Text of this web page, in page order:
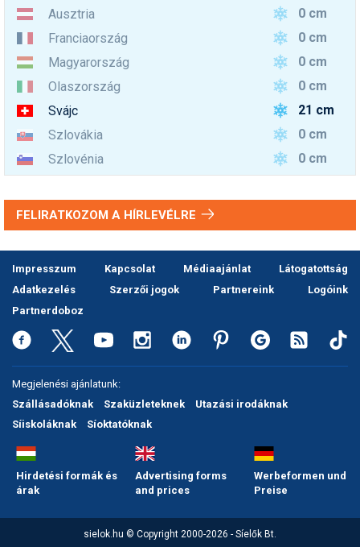
Ausztria
0 cm
Franciaország
0 cm
Magyarország
0 cm
Olaszország
0 cm
Svájc
21 cm
Szlovákia
0 cm
Szlovénia
0 cm
FELIRATKOZOM A HÍRLEVÉLRE
Impresszum Kapcsolat Médiaajánlat
Látogatottság
Adatkezelés
Szerzői jogok Partnereink
Logóink
Partnerdoboz
Megjelenési ajánlatunk:
Szállásadóknak
Szaküzleteknek
Utazási irodáknak
Síiskoláknak
Síoktatóknak
Hirdetési formák és
árak
Advertising forms
and prices
Werbeformen und
Preise
sielok.hu © Copyright 2000-2026 - Síelők Bt.